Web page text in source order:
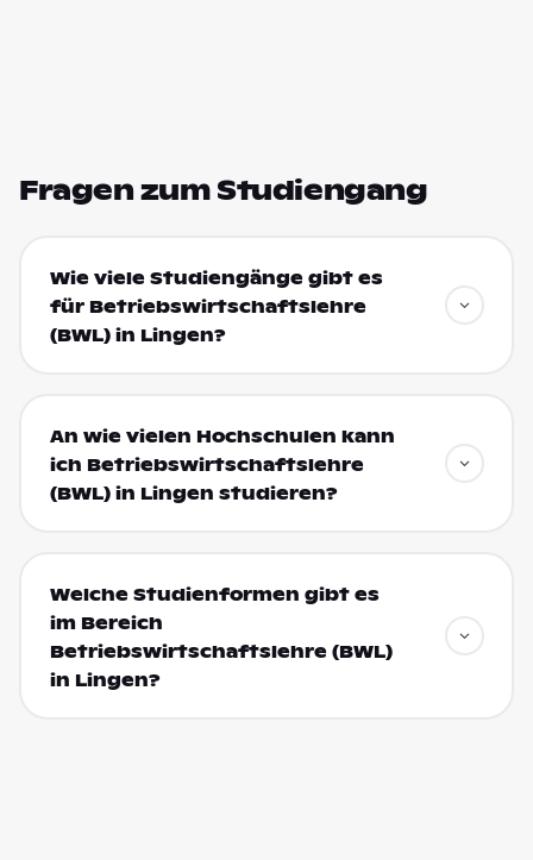
Fragen zum Studiengang
Wie viele Studiengänge gibt es
für Betriebswirtschaftslehre
(BWL) in Lingen?
An wie vielen Hochschulen kann
ich Betriebswirtschaftslehre
(BWL) in Lingen studieren?
Welche Studienformen gibt es
im Bereich
Betriebswirtschaftslehre (BWL)
in Lingen?